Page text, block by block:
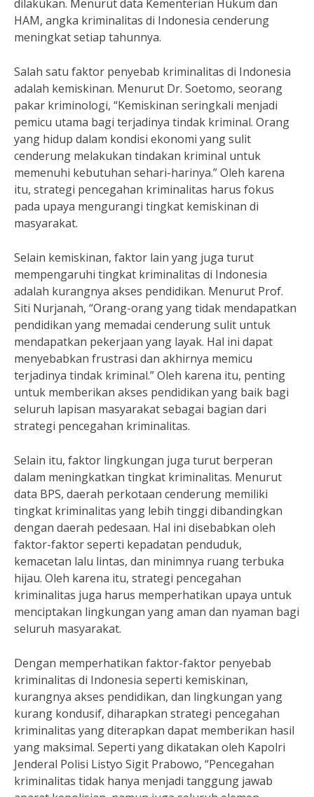
dilakukan. Menurut data Kementerian Hukum dan
HAM, angka kriminalitas di Indonesia cenderung
meningkat setiap tahunnya.
Salah satu faktor penyebab kriminalitas di Indonesia
adalah kemiskinan. Menurut Dr. Soetomo, seorang
pakar kriminologi, “Kemiskinan seringkali menjadi
pemicu utama bagi terjadinya tindak kriminal. Orang
yang hidup dalam kondisi ekonomi yang sulit
cenderung melakukan tindakan kriminal untuk
memenuhi kebutuhan sehari-harinya.” Oleh karena
itu, strategi pencegahan kriminalitas harus fokus
pada upaya mengurangi tingkat kemiskinan di
masyarakat.
Selain kemiskinan, faktor lain yang juga turut
mempengaruhi tingkat kriminalitas di Indonesia
adalah kurangnya akses pendidikan. Menurut Prof.
Siti Nurjanah, “Orang-orang yang tidak mendapatkan
pendidikan yang memadai cenderung sulit untuk
mendapatkan pekerjaan yang layak. Hal ini dapat
menyebabkan frustrasi dan akhirnya memicu
terjadinya tindak kriminal.” Oleh karena itu, penting
untuk memberikan akses pendidikan yang baik bagi
seluruh lapisan masyarakat sebagai bagian dari
strategi pencegahan kriminalitas.
Selain itu, faktor lingkungan juga turut berperan
dalam meningkatkan tingkat kriminalitas. Menurut
data BPS, daerah perkotaan cenderung memiliki
tingkat kriminalitas yang lebih tinggi dibandingkan
dengan daerah pedesaan. Hal ini disebabkan oleh
faktor-faktor seperti kepadatan penduduk,
kemacetan lalu lintas, dan minimnya ruang terbuka
hijau. Oleh karena itu, strategi pencegahan
kriminalitas juga harus memperhatikan upaya untuk
menciptakan lingkungan yang aman dan nyaman bagi
seluruh masyarakat.
Dengan memperhatikan faktor-faktor penyebab
kriminalitas di Indonesia seperti kemiskinan,
kurangnya akses pendidikan, dan lingkungan yang
kurang kondusif, diharapkan strategi pencegahan
kriminalitas yang diterapkan dapat memberikan hasil
yang maksimal. Seperti yang dikatakan oleh Kapolri
Jenderal Polisi Listyo Sigit Prabowo, “Pencegahan
kriminalitas tidak hanya menjadi tanggung jawab